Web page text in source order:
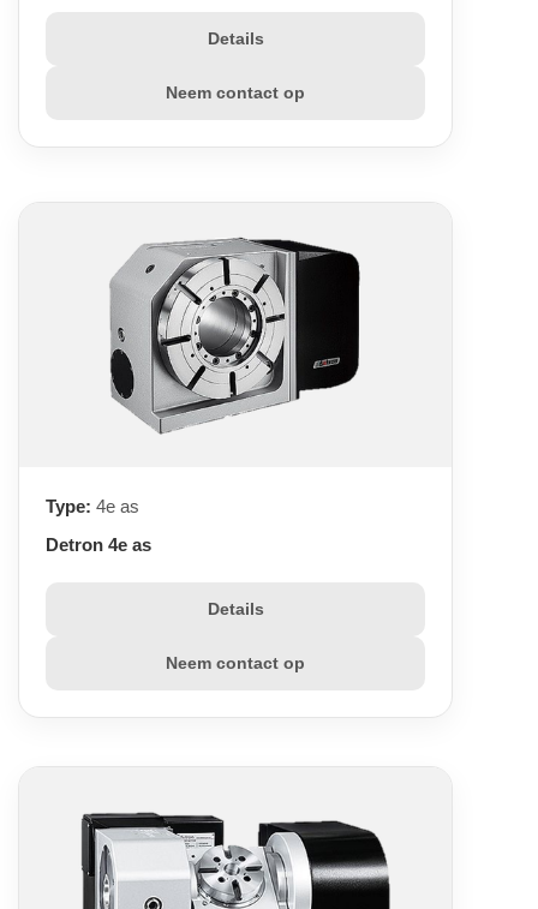
Details
Neem contact op
Type: 4e as
Detron 4e as
Details
Neem contact op